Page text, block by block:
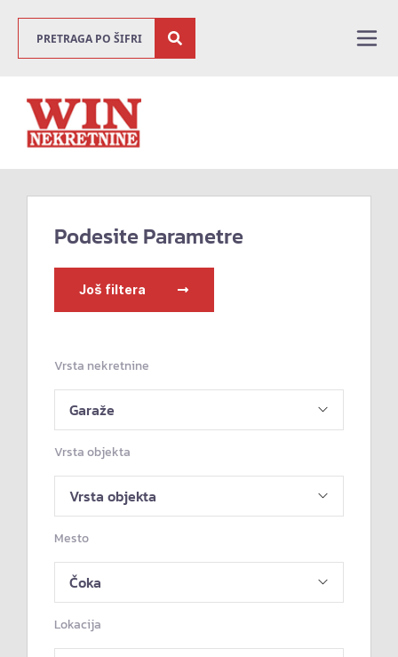
Podesite Parametre
Još filtera
Vrsta nekretnine
Vrsta objekta
Mesto
Lokacija